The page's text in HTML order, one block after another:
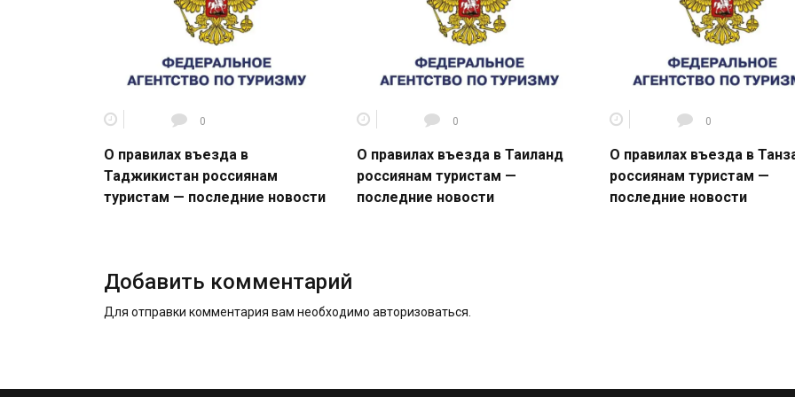
0
О правилах въезда в
Таджикистан россиянам
туристам — последние новости
0
О правилах въезда в Таиланд
россиянам туристам —
последние новости
0
О правилах въезда в
россиянам туристам —
последние новости
Добавить комментарий
Для отправки комментария вам необходимо авторизоваться